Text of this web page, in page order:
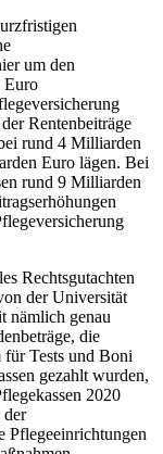
um den
Euro
Rentenbeiträge
rund 4 Milliarden
Euro lägen. Bei
rund 9 Milliarden
Rechtsgutachten
der Universität
nämlich genau
die
für Tests und Boni
gezahlt wurden,
2020
der
Pflegeeinrichtungen